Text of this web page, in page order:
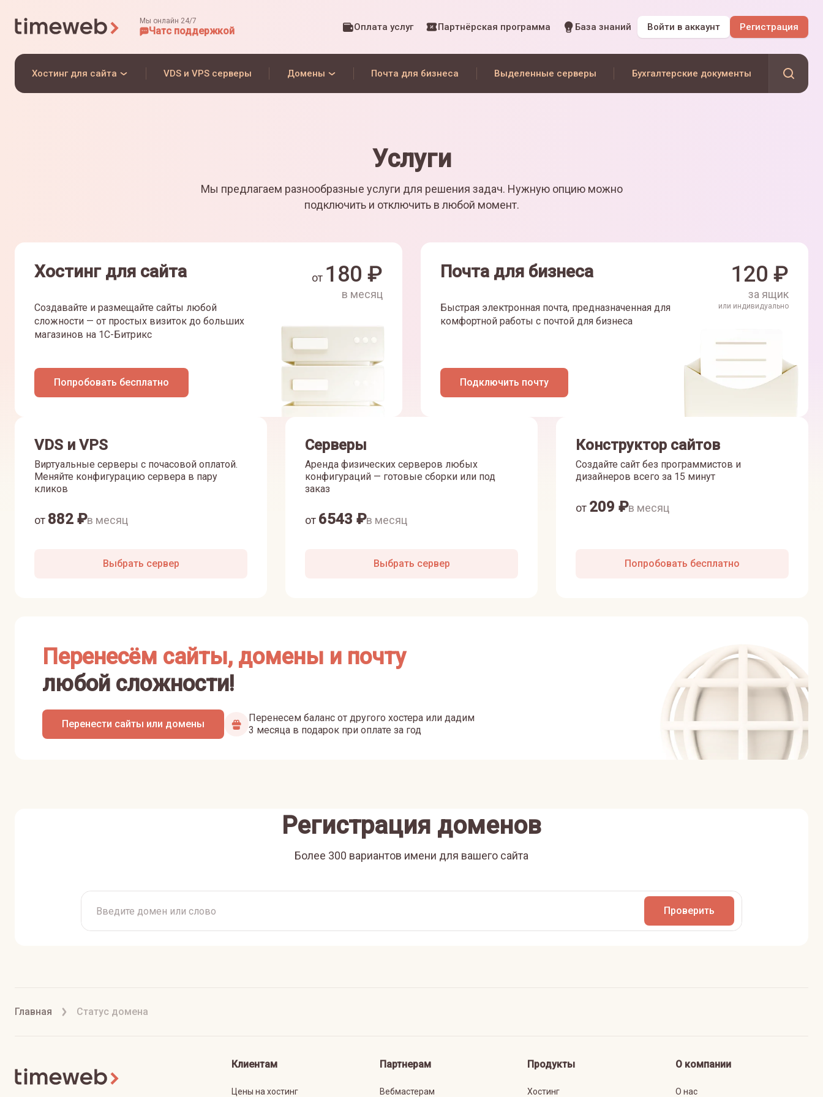
Мы онлайн 24/7
Чатс поддержкой Оплата услуг Партнёрская программа База знаний Войти в аккаунт Регистрация
Хостинг для сайта VDS и VPS серверы Домены Почта для бизнеса Выделенные серверы Бухгалтерские документы
Услуги
Мы предлагаем разнообразные услуги для решения задач. Нужную опцию можно
подключить и отключить в любой момент.
Хостинг для сайта
Создавайте и размещайте сайты любой
сложности — от простых визиток до больших
магазинов на 1С-Битрикс
Попробовать бесплатно
от 180 ₽
в месяц
Почта для бизнеса
Быстрая электронная почта, предназначенная для
комфортной работы с почтой для бизнеса
Подключить почту
120 ₽
за ящик
или индивидуально
VDS и VPS
Виртуальные серверы с почасовой оплатой.
Меняйте конфигурацию сервера в пару
кликов
от 882 ₽в месяц
Выбрать сервер
Серверы
Аренда физических серверов любых
конфигураций — готовые сборки или под
заказ
от 6543 ₽в месяц
Выбрать сервер
Конструктор сайтов
Создайте сайт без программистов и
дизайнеров всего за 15 минут
от 209 ₽в месяц
Попробовать бесплатно
Перенесём сайты, домены и почту
любой сложности!
Перенести сайты или домены
Перенесем баланс от другого хостера или дадим
3 месяца в подарок при оплате за год
Регистрация доменов
Более 300 вариантов имени для вашего сайта
Проверить
Главная Статус домена
Клиентам
Цены на хостинг
Партнерам
Вебмастерам
Продукты
Хостинг
О компании
О нас